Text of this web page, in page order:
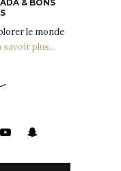
& BONS
le monde
savoir plus...